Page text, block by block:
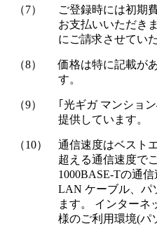
（7）
ご登録時には初期
お支払いいただき
にご請求させてい
（8）
価格は特に記載が
す。
（9）
｢光ギガ マンショ
提供しています。
（10）
通信速度はベスト
超える通信速度で
1000BASE-Tの通
LAN ケーブル、パ
ます。 インターネ
様のご利用環境(パ